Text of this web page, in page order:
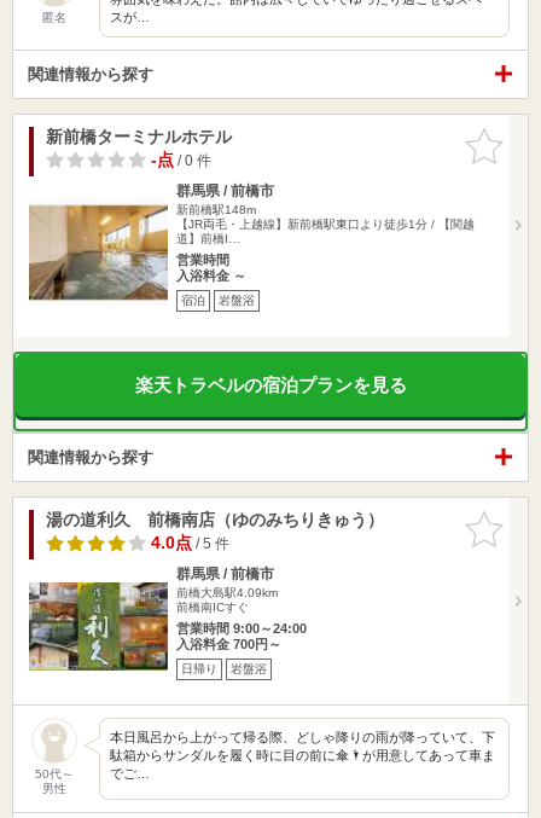
匿名
スが…
関連情報から探す
お気に入
りに追加
新前橋ターミナルホテル
-点/ 0 件
群馬県 / 前橋市
新前橋駅148m
【JR両毛・上越線】新前橋駅東口より徒歩1分 / 【関越
道】前橋I…
営業時間
入浴料金 ～
宿泊 岩盤浴
楽天トラベルの宿泊プランを見る
関連情報から探す
お気に入
りに追加
湯の道利久 前橋南店（ゆのみちりきゅう）
4.0点/ 5 件
群馬県 / 前橋市
前橋大島駅4.09km
前橋南ICすぐ
営業時間 9:00～24:00
入浴料金 700円～
日帰り 岩盤浴
50代～
男性
本日風呂から上がって帰る際、どしゃ降りの雨が降っていて、下
駄箱からサンダルを履く時に目の前に傘🌂が用意してあって車ま
でご…